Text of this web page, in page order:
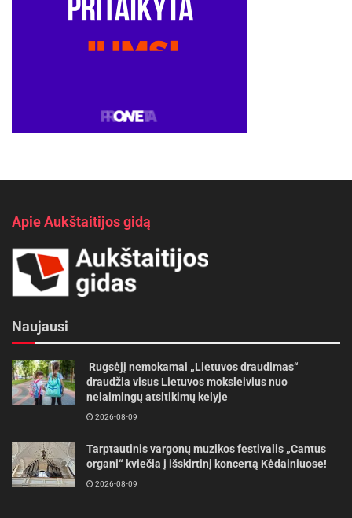
Apie Aukštaitijos gidą
Naujausi
Rugsėjį nemokamai „Lietuvos draudimas“
draudžia visus Lietuvos moksleivius nuo
nelaimingų atsitikimų kelyje
2026-08-09
Tarptautinis vargonų muzikos festivalis „Cantus
organi“ kviečia į išskirtinį koncertą Kėdainiuose!
2026-08-09